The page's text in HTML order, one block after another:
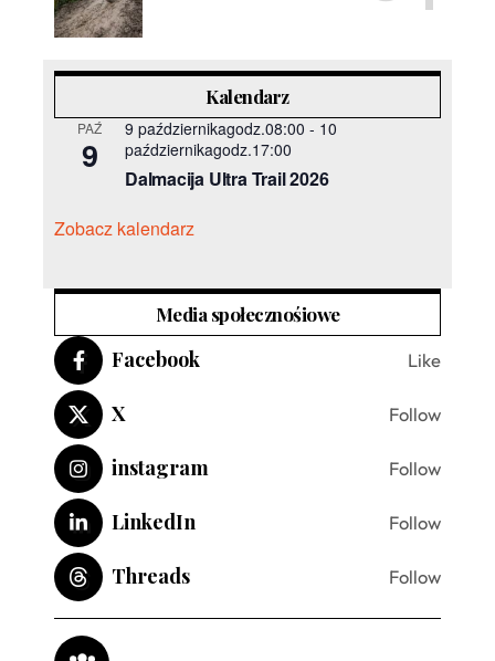
Kalendarz
PAŹ
9
9 październikagodz.08:00 - 10
październikagodz.17:00
Dalmacija Ultra Trail 2026
Zobacz kalendarz
Media społecznośiowe
Facebook Like
X Follow
instagram Follow
LinkedIn Follow
Threads Follow